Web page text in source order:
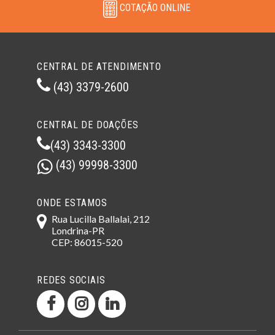
COTAÇÃO ONLINE
CENTRAL DE ATENDIMENTO
(43) 3379-2600
CENTRAL DE DOAÇÕES
(43) 3343-3300
(43) 99998-3300
ONDE ESTAMOS
Rua Lucilla Ballalai, 212
Londrina-PR
CEP: 86015-520
REDES SOCIAIS